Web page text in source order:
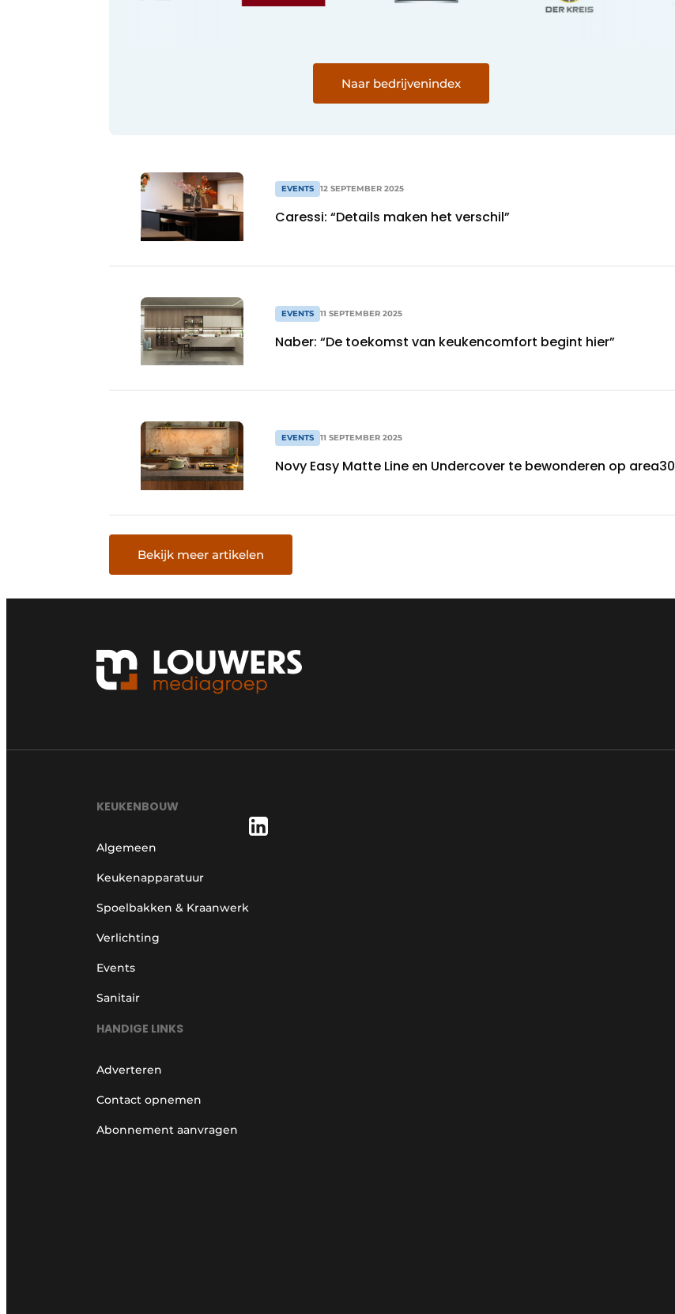
Naar bedrijvenindex
EVENTS 12 SEPTEMBER 2025
Caressi: “Details maken het verschil”
EVENTS 11 SEPTEMBER 2025
Naber: “De toekomst van keukencomfort begint hier”
EVENTS 11 SEPTEMBER 2025
Novy Easy Matte Line en Undercover te bewonderen op area30
Bekijk meer artikelen
KEUKENBOUW
Algemeen
Keukenapparatuur
Spoelbakken & Kraanwerk
Verlichting
Events
Sanitair
HANDIGE LINKS
Adverteren
Contact opnemen
Abonnement aanvragen